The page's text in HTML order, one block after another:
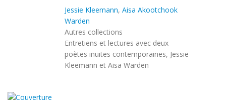
Jessie Kleemann, Aisa Akootchook
Warden
Autres collections
Entretiens et lectures avec deux
poètes inuites contemporaines, Jessie
Kleemann et Aisa Warden